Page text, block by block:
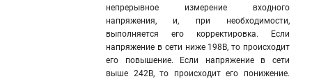
непрерывное измерение входного
напряжения, и, при необходимости,
выполняется его корректировка. Если
напряжение в сети ниже 198В, то происходит
его повышение. Если напряжение в сети
выше 242В, то происходит его понижение.